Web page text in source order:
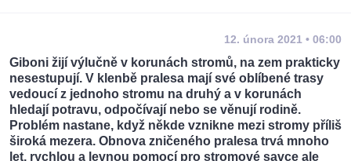
12. února 2021 • 06:00
Giboni žijí výlučně v korunách stromů, na zem prakticky
nesestupují. V klenbě pralesa mají své oblíbené trasy
vedoucí z jednoho stromu na druhý a v korunách
hledají potravu, odpočívají nebo se věnují rodině.
Problém nastane, když někde vznikne mezi stromy příliš
široká mezera. Obnova zničeného pralesa trvá mnoho
let, rychlou a levnou pomocí pro stromové savce ale